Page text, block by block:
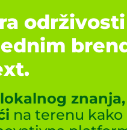
na terenu kako